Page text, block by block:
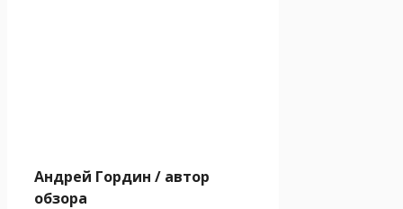
Андрей Гордин / автор
обзора